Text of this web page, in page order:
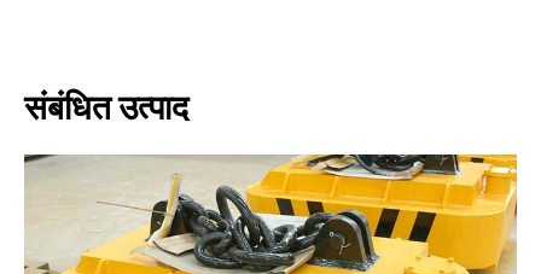
संबंधित उत्पाद